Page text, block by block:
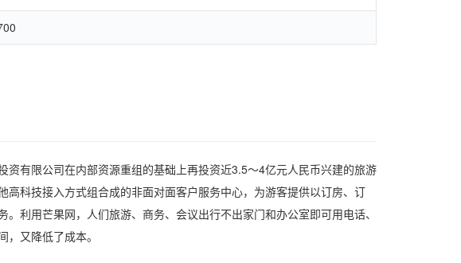
有限公司在内部资源重组的基础上再投资近3.5～4亿元人民币兴建的旅游
科技接入方式组合成的非面对面客户服务中心，为游客提供以订房、订
利用芒果网，人们旅游、商务、会议出行不出家门和办公室即可用电话、
又降低了成本。